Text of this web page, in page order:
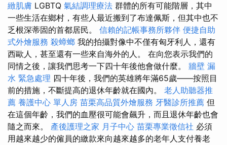
緻肌膚 LGBTQ 氣結調理療法 群體的所有可能階層，其中
一些生活在鄉村，有些人最近搬到了布達佩斯，但其中也不
乏根深蒂固的首都居民。 信賴的記帳事務所夥伴 便捷自助
式外燴服務 殺蟑螂 我的拍攝對像中不僅有匈牙利人，還有
西歐人，甚至還有一些來自海外的人。 在向您表示我們的
同情之後，讓我們思考一下四十年後他會做什麼。 牆壁 漏
水 緊急處理 四十年後，我們的英雄將年滿65歲——按照目
前的措施，不斷提高的退休年齡就在國內。 老人助聽器推
薦 養護中心 單人房 苗栗高品質外燴服務 牙醫診所推薦 但
在這個年齡，我們的血壓很可能會飆升，而且退休年齡也會
隨之而來。 產後護理之家 月子中心 苗栗專業徵信社 必須
用越來越少的僱員的繳款來向越來越多的老年人支付養老